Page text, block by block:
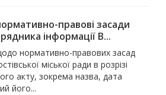
правові засади
інформації В...
нормативно-правових засад
міської ради в розрізі
акту, зокрема назва, дата
його...